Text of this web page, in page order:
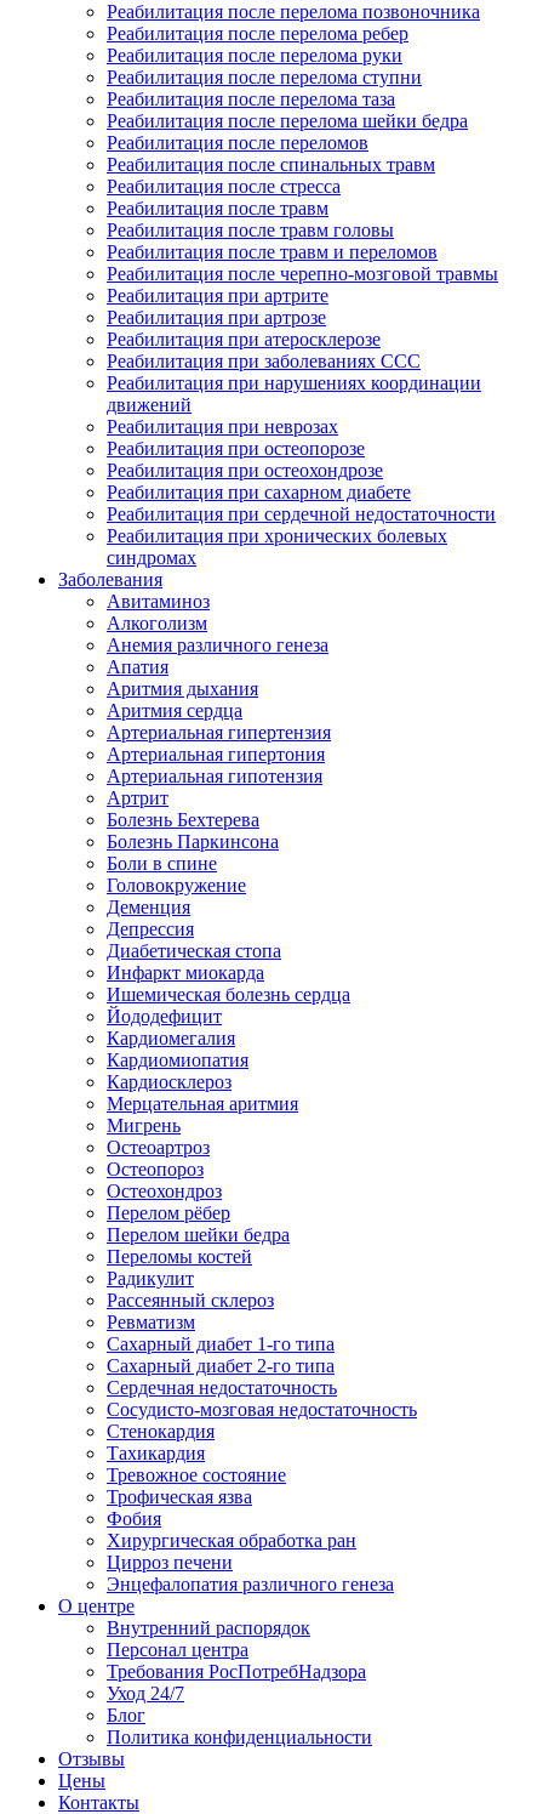
Реабилитация после перелома позвоночника
Реабилитация после перелома ребер
Реабилитация после перелома руки
Реабилитация после перелома ступни
Реабилитация после перелома таза
Реабилитация после перелома шейки бедра
Реабилитация после переломов
Реабилитация после спинальных травм
Реабилитация после стресса
Реабилитация после травм
Реабилитация после травм головы
Реабилитация после травм и переломов
Реабилитация после черепно-мозговой травмы
Реабилитация при артрите
Реабилитация при артрозе
Реабилитация при атеросклерозе
Реабилитация при заболеваниях ССС
Реабилитация при нарушениях координации
движений
Реабилитация при неврозах
Реабилитация при остеопорозе
Реабилитация при остеохондрозе
Реабилитация при сахарном диабете
Реабилитация при сердечной недостаточности
Реабилитация при хронических болевых
синдромах
Заболевания
Авитаминоз
Алкоголизм
Анемия различного генеза
Апатия
Аритмия дыхания
Аритмия сердца
Артериальная гипертензия
Артериальная гипертония
Артериальная гипотензия
Артрит
Болезнь Бехтерева
Болезнь Паркинсона
Боли в спине
Головокружение
Деменция
Депрессия
Диабетическая стопа
Инфаркт миокарда
Ишемическая болезнь сердца
Йододефицит
Кардиомегалия
Кардиомиопатия
Кардиосклероз
Мерцательная аритмия
Мигрень
Остеоартроз
Остеопороз
Остеохондроз
Перелом рёбер
Перелом шейки бедра
Переломы костей
Радикулит
Рассеянный склероз
Ревматизм
Сахарный диабет 1-го типа
Сахарный диабет 2-го типа
Сердечная недостаточность
Сосудисто-мозговая недостаточность
Стенокардия
Тахикардия
Тревожное состояние
Трофическая язва
Фобия
Хирургическая обработка ран
Цирроз печени
Энцефалопатия различного генеза
О центре
Внутренний распорядок
Персонал центра
Требования РосПотребНадзора
Уход 24/7
Блог
Политика конфиденциальности
Отзывы
Цены
Контакты